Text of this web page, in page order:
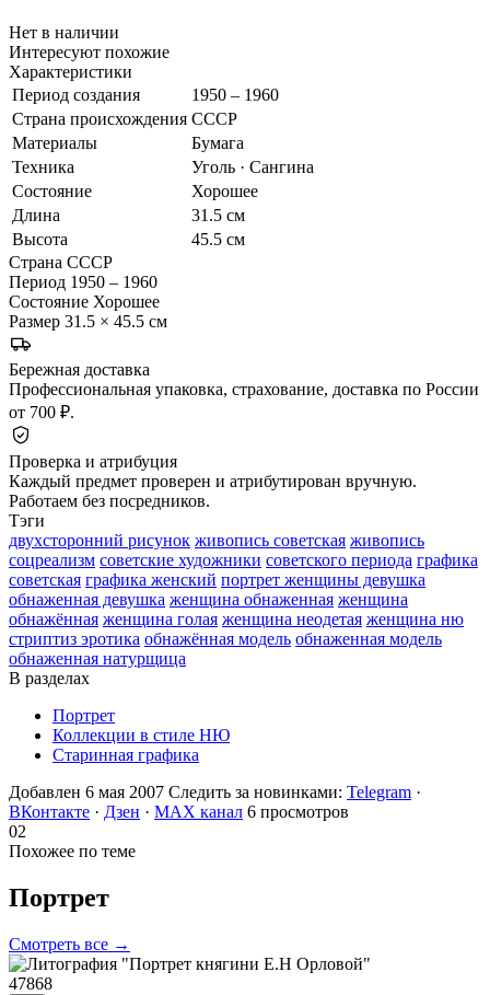
Нет в наличии
Интересуют похожие
Характеристики
Период создания
1950 – 1960
Страна происхождения СССР
Материалы
Бумага
Техника
Уголь · Сангина
Состояние
Хорошее
Длина
31.5 см
Высота
45.5 см
Страна СССР
Период 1950 – 1960
Состояние Хорошее
Размер 31.5 × 45.5 см
Бережная доставка
Профессиональная упаковка, страхование, доставка по России
от 700 ₽.
Проверка и атрибуция
Каждый предмет проверен и атрибутирован вручную.
Работаем без посредников.
Тэги
двухсторонний рисунок живопись советская живопись
соцреализм советские художники советского периода графика
советская графика женский портрет женщины девушка
обнаженная девушка женщина обнаженная женщина
обнажённая женщина голая женщина неодетая женщина ню
стриптиз эротика обнажённая модель обнаженная модель
обнаженная натурщица
В разделах
Портрет
Коллекции в стиле НЮ
Старинная графика
Добавлен 6 мая 2007 Следить за новинками: Telegram ·
ВКонтакте · Дзен · MAX канал 6 просмотров
02
Похожее по теме
Портрет
Смотреть все →
47868